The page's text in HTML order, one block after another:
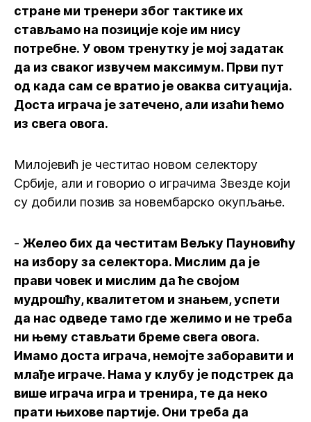
стране ми тренери због тактике их
стављамо на позиције које им нису
потребне. У овом тренутку је мој задатак
да из сваког извучем максимум. Први пут
од када сам се вратио је оваква ситуација.
Доста играча је затечено, али изаћи ћемо
из свега овога.
Милојевић је честитао новом селектору
Србије, али и говорио о играчима Звезде који
су добили позив за новембарско окупљање.
- Желео бих да честитам Вељку Пауновићу
на избору за селектора. Мислим да је
прави човек и мислим да ће својом
мудрошћу, квалитетом и знањем, успети
да нас одведе тамо где желимо и не треба
ни њему стављати бреме свега овога.
Имамо доста играча, немојте заборавити и
млађе играче. Нама у клубу је подстрек да
више играча игра и тренира, те да неко
прати њихове партије. Они треба да